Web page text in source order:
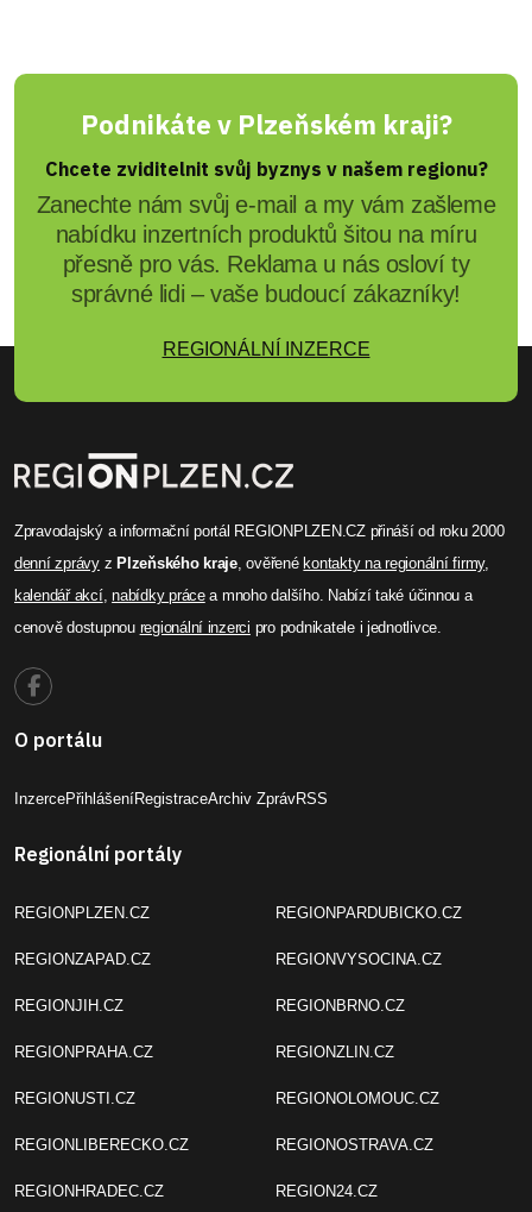
Podnikáte v Plzeňském kraji?
Chcete zviditelnit svůj byznys v našem regionu?
Zanechte nám svůj e-mail a my vám zašleme
nabídku inzertních produktů šitou na míru
přesně pro vás. Reklama u nás osloví ty
správné lidi – vaše budoucí zákazníky!
REGIONÁLNÍ INZERCE
Zpravodajský a informační portál REGIONPLZEN.CZ přináší od roku 2000
denní zprávyz Plzeňského kraje, ověřené kontakty na regionální firmy,
kalendář akcí,nabídky prácea mnoho dalšího. Nabízí také účinnou a
cenově dostupnou regionální inzerci pro podnikatele i jednotlivce.
O portálu
InzercePřihlášeníRegistraceArchiv ZprávRSS
Regionální portály
REGIONPLZEN.CZ
REGIONZAPAD.CZ
REGIONJIH.CZ
REGIONPRAHA.CZ
REGIONUSTI.CZ
REGIONLIBERECKO.CZ
REGIONHRADEC.CZ
REGIONPARDUBICKO.CZ
REGIONVYSOCINA.CZ
REGIONBRNO.CZ
REGIONZLIN.CZ
REGIONOLOMOUC.CZ
REGIONOSTRAVA.CZ
REGION24.CZ